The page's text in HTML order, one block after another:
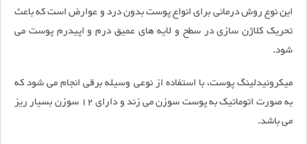
این نوع روش درمانی برای انواع پوست بدون درد و عوارض است که باعث
تحریک کلاژن سازی در سطح و لایه های عمیق درم و اپیدرم پوست می
شود.
میکرونیدلینگ پوست، با استفاده از نوعی وسیله برقی انجام می شود که
به صورت اتوماتیک به پوست سوزن می زند و دارای 12 سوزن بسیار ریز
می باشد.